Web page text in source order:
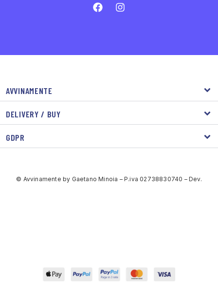
AVVINAMENTE
DELIVERY / BUY
GDPR
© Avvinamente by Gaetano Minoia – P.iva 02738830740 – Dev.